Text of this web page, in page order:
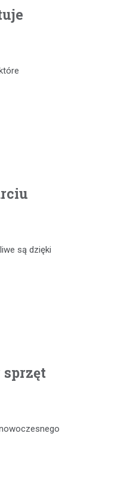
są dzięki